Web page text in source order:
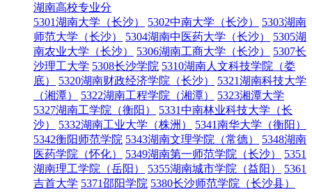
湖南高校专业分
5301湖南大学（长沙）
5302中南大学（长沙）
5303湖南
师范大学（长沙）
5304湖南中医药大学（长沙）
5305湖
南农业大学（长沙）
5306湖南工商大学（长沙）
5307长
沙理工大学 5308长沙学院 5310湖南人文科技学院（娄
底）
5320湖南财政经济学院（长沙）
5321湖南科技大学
（湘潭）
5322湖南工程学院（湘潭）
5323湘潭大学
5327湖南工学院（衡阳）
5331中南林业科技大学（长
沙）
5332湖南工业大学（株洲）
5341南华大学（衡阳）
5342衡阳师范学院 5343湖南文理学院（常德）
5348湖南
医药学院（怀化）
5349湖南第一师范学院（长沙）
5351
湖南理工学院（岳阳）
5355湖南城市学院（益阳）
5361
吉首大学 5371邵阳学院 5380长沙师范学院（长沙县）